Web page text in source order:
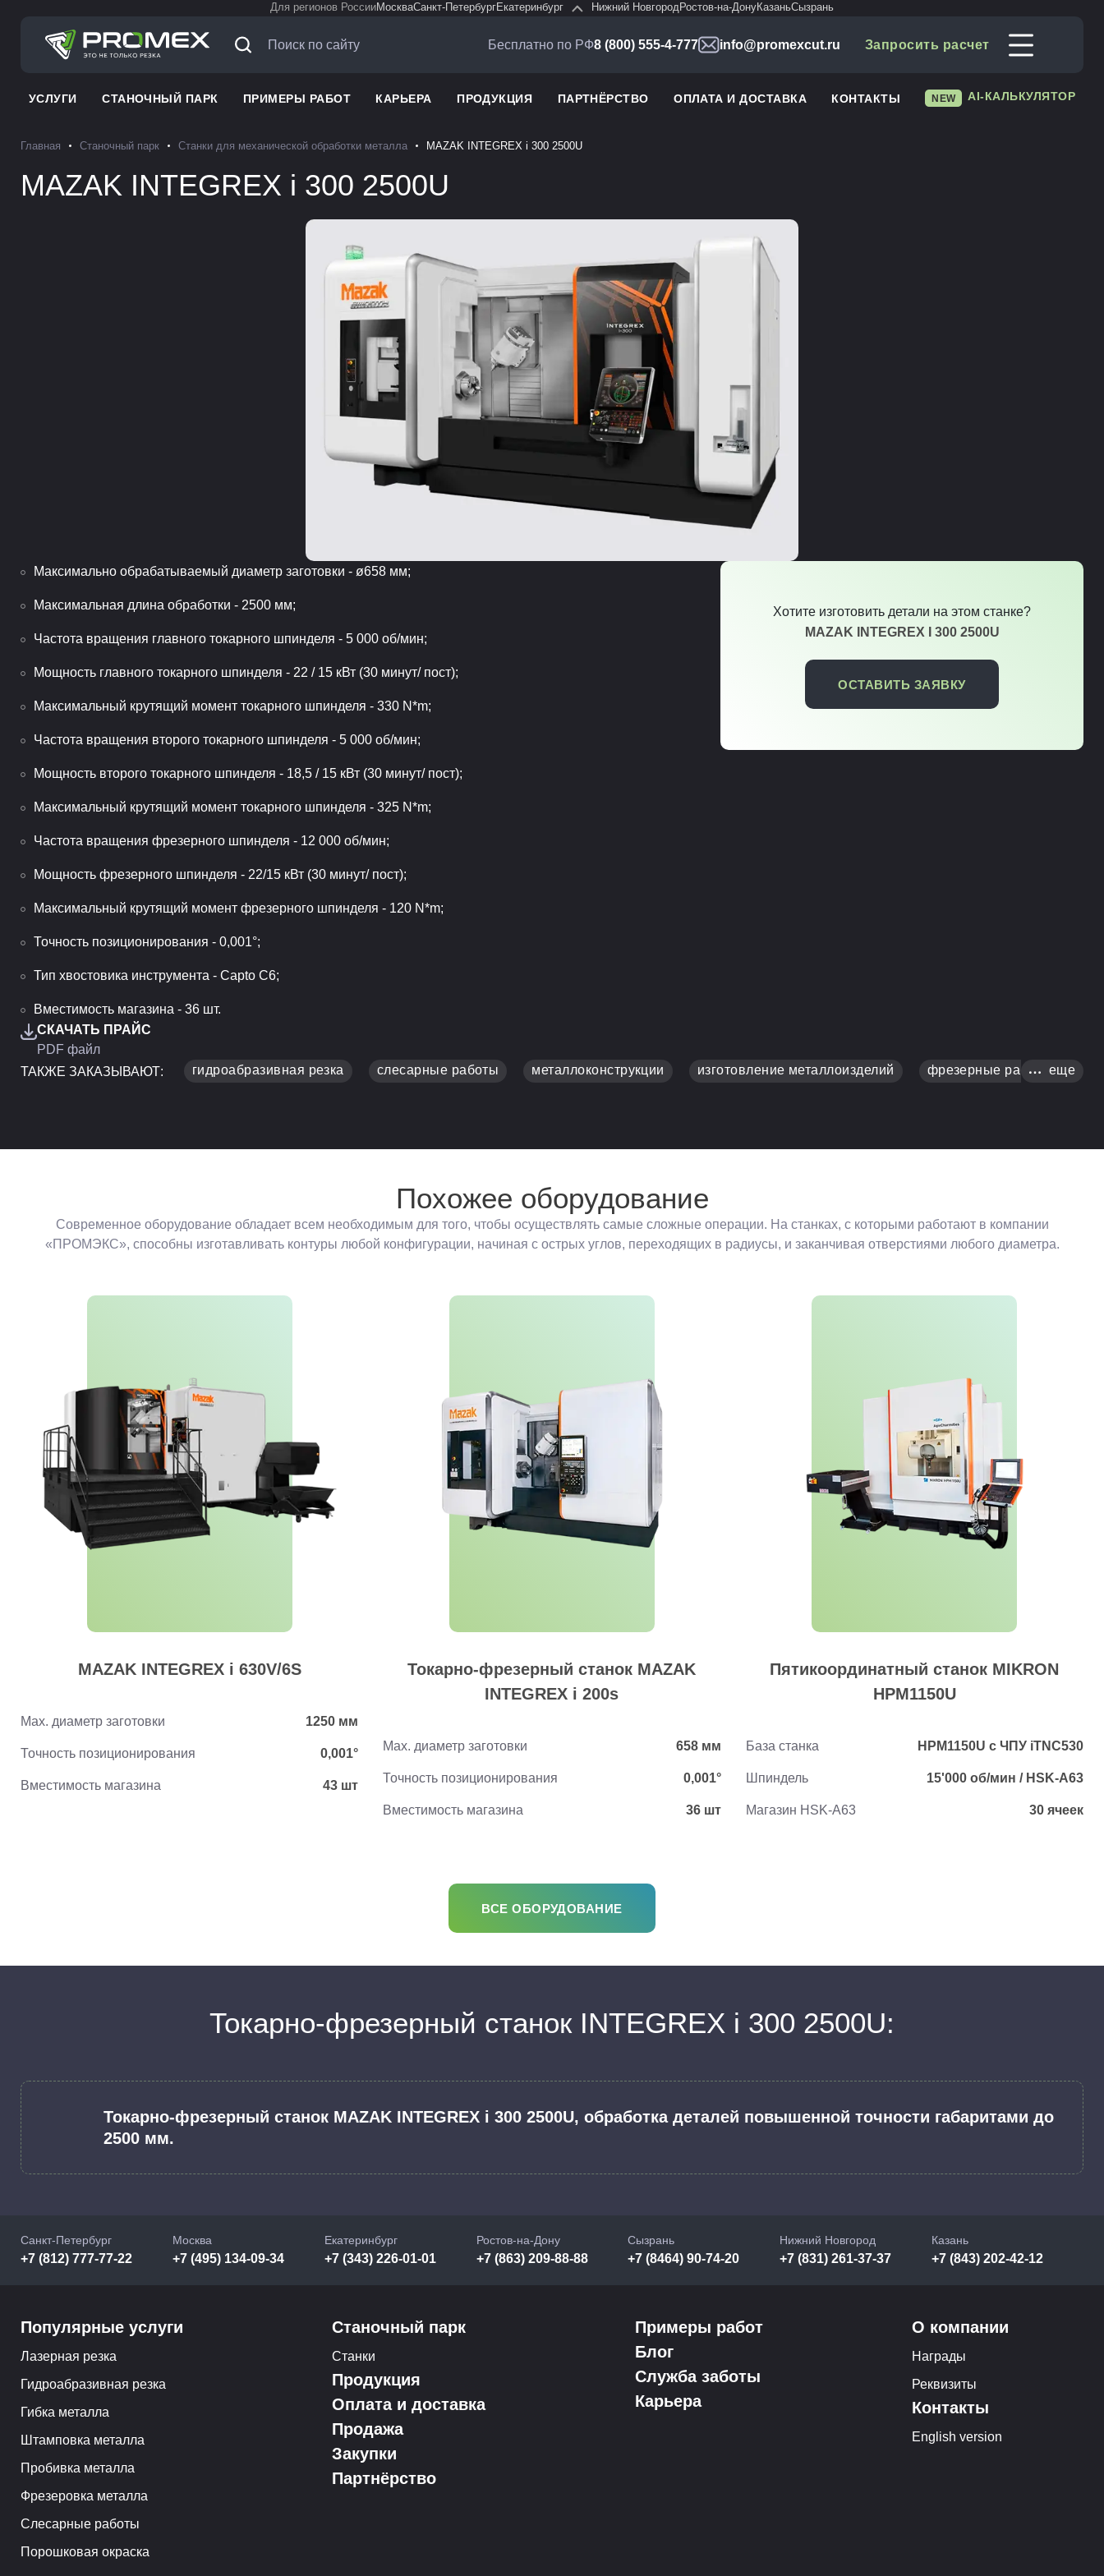
Для регионов РоссииМоскваСанкт-ПетербургЕкатеринбург Нижний НовгородРостов-на-ДонуКазаньСызрань
Бесплатно по РФ8 (800) 555-4-777 info@promexcut.ru Запросить расчет
УСЛУГИ СТАНОЧНЫЙ ПАРК ПРИМЕРЫ РАБОТ КАРЬЕРА ПРОДУКЦИЯ ПАРТНЁРСТВО ОПЛАТА И ДОСТАВКА КОНТАКТЫ NEW AI-КАЛЬКУЛЯТОР
Главная Станочный парк Станки для механической обработки металла MAZAK INTEGREX i 300 2500U
MAZAK INTEGREX i 300 2500U
Максимально обрабатываемый диаметр заготовки - ø658 мм;
Максимальная длина обработки - 2500 мм;
Частота вращения главного токарного шпинделя - 5 000 об/мин;
Мощность главного токарного шпинделя - 22 / 15 кВт (30 минут/ пост);
Максимальный крутящий момент токарного шпинделя - 330 N*m;
Частота вращения второго токарного шпинделя - 5 000 об/мин;
Мощность второго токарного шпинделя - 18,5 / 15 кВт (30 минут/ пост);
Максимальный крутящий момент токарного шпинделя - 325 N*m;
Частота вращения фрезерного шпинделя - 12 000 об/мин;
Мощность фрезерного шпинделя - 22/15 кВт (30 минут/ пост);
Максимальный крутящий момент фрезерного шпинделя - 120 N*m;
Точность позиционирования - 0,001°;
Тип хвостовика инструмента - Capto C6;
Вместимость магазина - 36 шт.
СКАЧАТЬ ПРАЙС
PDF файл
Хотите изготовить детали на этом станке?
MAZAK INTEGREX I 300 2500U
ОСТАВИТЬ ЗАЯВКУ
ТАКЖЕ ЗАКАЗЫВАЮТ: гидроабразивная резка слесарные работы металлоконструкции изготовление металлоизделий фрезерные работыеще
Похожее оборудование
Современное оборудование обладает всем необходимым для того, чтобы осуществлять самые сложные операции. На станках, с которыми работают в компании
«ПРОМЭКС», способны изготавливать контуры любой конфигурации, начиная с острых углов, переходящих в радиусы, и заканчивая отверстиями любого диаметра.
MAZAK INTEGREX i 630V/6S
Max. диаметр заготовки 1250 мм
Точность позиционирования 0,001°
Вместимость магазина 43 шт
Токарно-фрезерный станок MAZAK
INTEGREX i 200s
Max. диаметр заготовки 658 мм
Точность позиционирования 0,001°
Вместимость магазина 36 шт
Пятикоординатный станок MIKRON
HPM1150U
База станка HPM1150U с ЧПУ iTNC530
Шпиндель 15'000 об/мин / HSK-A63
Магазин HSK-A63 30 ячеек
ВСЕ ОБОРУДОВАНИЕ
Токарно-фрезерный станок INTEGREX i 300 2500U:
Токарно-фрезерный станок MAZAK INTEGREX i 300 2500U, обработка деталей повышенной точности габаритами до
2500 мм.
Санкт-Петербург
+7 (812) 777-77-22
Москва
+7 (495) 134-09-34
Екатеринбург
+7 (343) 226-01-01
Ростов-на-Дону
+7 (863) 209-88-88
Сызрань
+7 (8464) 90-74-20
Нижний Новгород
+7 (831) 261-37-37
Казань
+7 (843) 202-42-12
Популярные услуги
Лазерная резка
Гидроабразивная резка
Гибка металла
Штамповка металла
Пробивка металла
Фрезеровка металла
Слесарные работы
Порошковая окраска
Станочный парк
Станки
Продукция
Оплата и доставка
Продажа
Закупки
Партнёрство
Примеры работ
Блог
Служба заботы
Карьера
О компании
Награды
Реквизиты
Контакты
English version